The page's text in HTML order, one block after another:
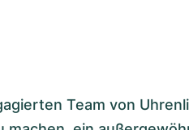
Team von